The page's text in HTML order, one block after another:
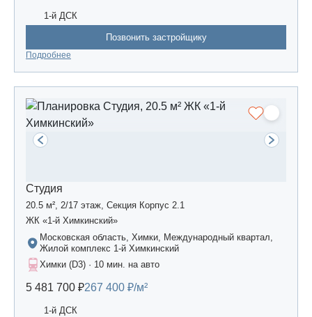
1-й ДСК
Позвонить застройщику
Подробнее
Студия
20.5 м², 2/17 этаж, Секция Корпус 2.1
ЖК «1-й Химкинский»
Московская область, Химки, Международный квартал,
Жилой комплекс 1-й Химкинский
Химки (D3) · 10 мин. на авто
5 481 700 ₽267 400 ₽/м²
1-й ДСК